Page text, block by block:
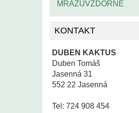
MRAZUVZDORNÉ
KONTAKT
DUBEN KAKTUS
Duben Tomáš
Jasenná 31
552 22 Jasenná
Tel: 724 908 454